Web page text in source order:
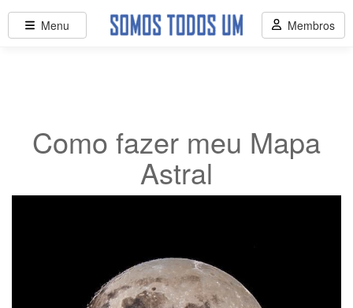
Como fazer meu Mapa
Astral
Menu Membros